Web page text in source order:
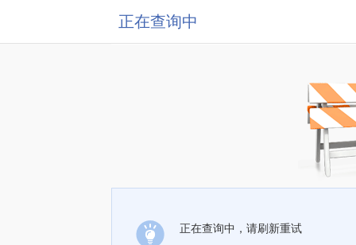
正在查询中
正在查询中，请刷新重试